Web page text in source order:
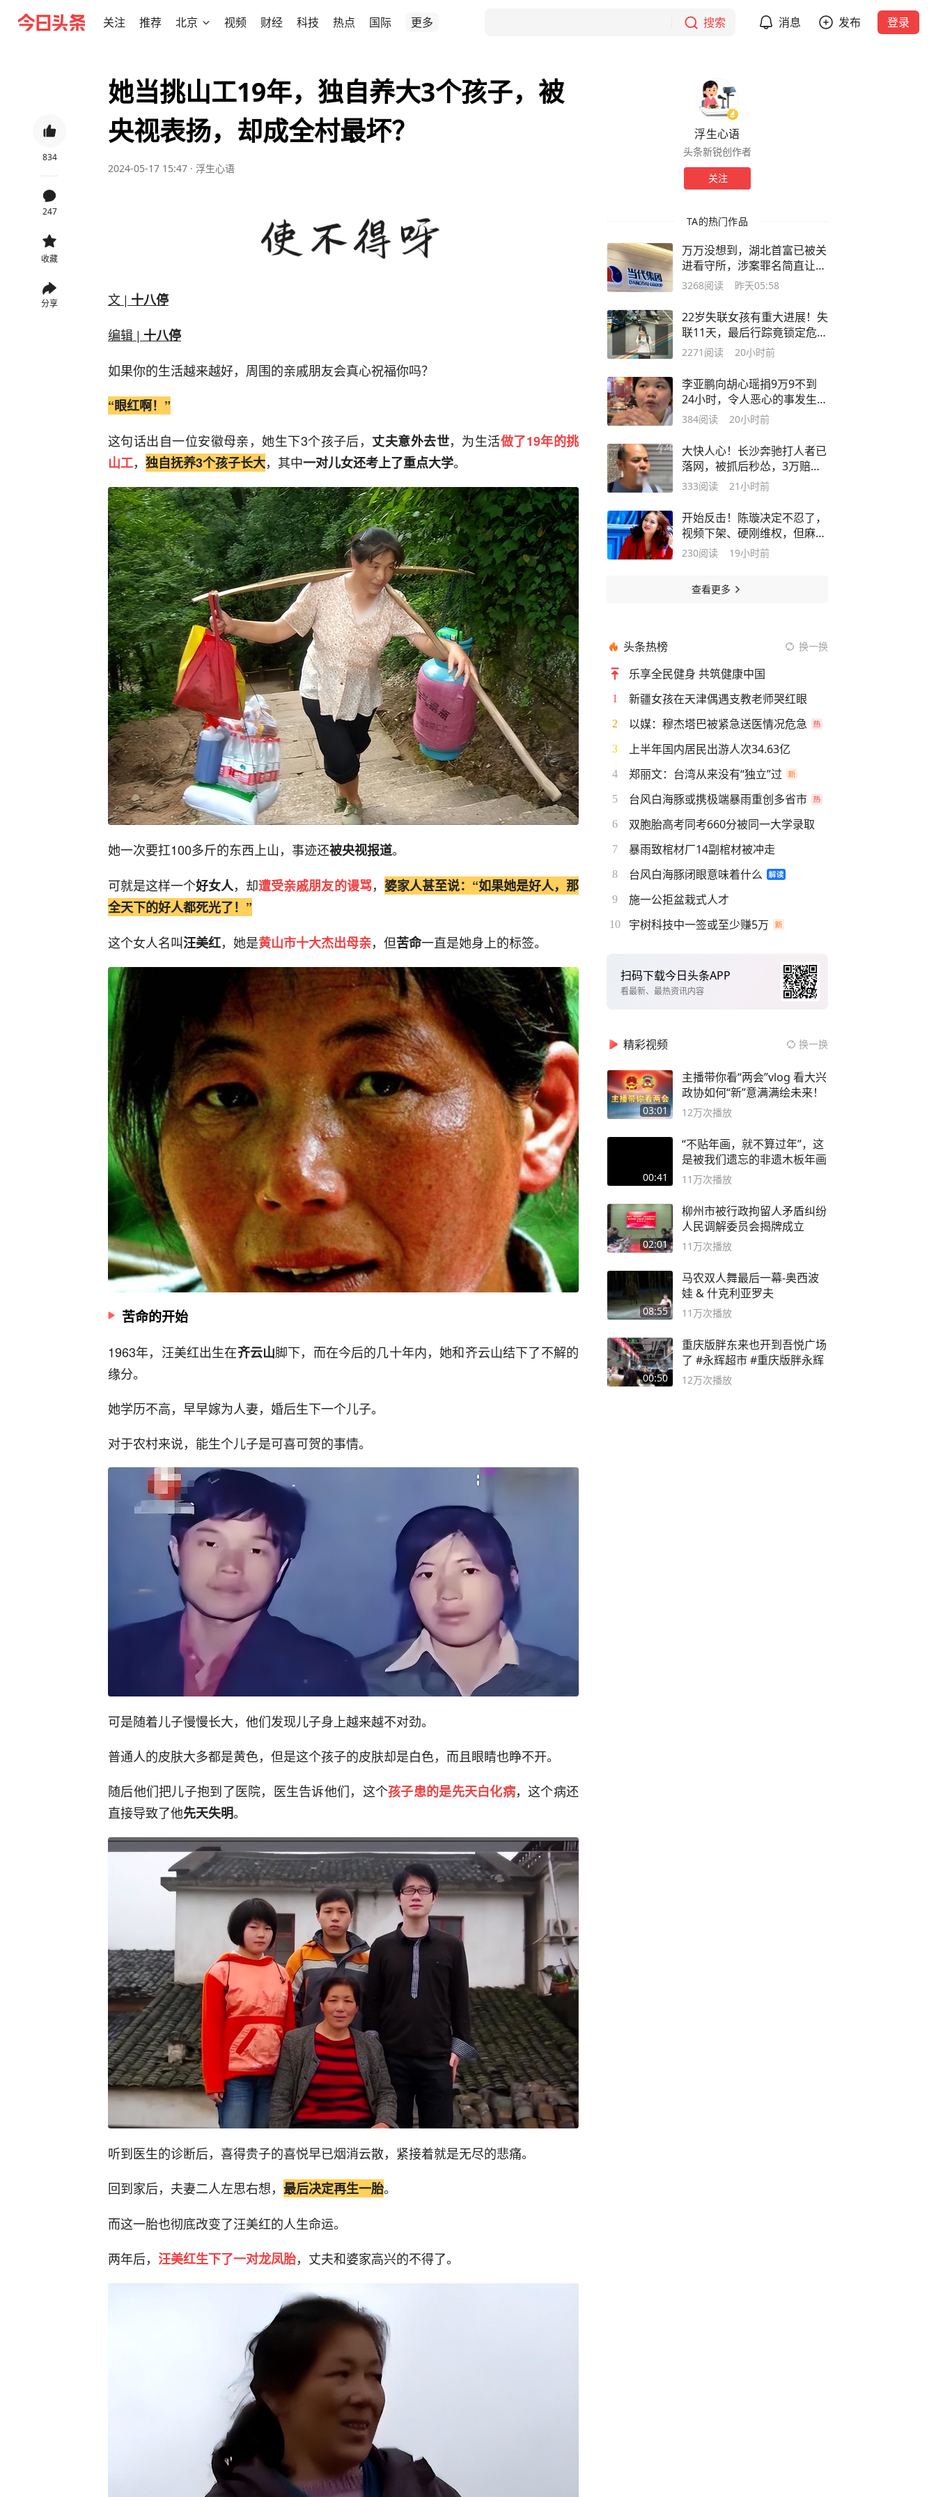
关注 推荐 北京 视频 财经 科技 热点 国际 更多 搜索 消息 发布 登录
834
247
收藏
分享
她当挑山工19年，独自养大3个孩子，被
央视表扬，却成全村最坏？
2024-05-17 15:47 · 浮生心语
文 | 十八停
编辑 | 十八停
如果你的生活越来越好，周围的亲戚朋友会真心祝福你吗？
“眼红啊！”
这句话出自一位安徽母亲，她生下3个孩子后， 丈夫意外去世，为生活做了19年的挑
山工， 独自抚养3个孩子长大，其中一对儿女还考上了重点大学。
她一次要扛100多斤的东西上山，事迹还被央视报道。
可就是这样一个好女人，却遭受亲戚朋友的谩骂， 婆家人甚至说：“如果她是好人，那
全天下的好人都死光了！”
这个女人名叫汪美红，她是黄山市十大杰出母亲，但苦命一直是她身上的标签。
苦命的开始
1963年，汪美红出生在齐云山脚下，而在今后的几十年内，她和齐云山结下了不解的
缘分。
她学历不高，早早嫁为人妻，婚后生下一个儿子。
对于农村来说，能生个儿子是可喜可贺的事情。
可是随着儿子慢慢长大，他们发现儿子身上越来越不对劲。
普通人的皮肤大多都是黄色，但是这个孩子的皮肤却是白色，而且眼睛也睁不开。
随后他们把儿子抱到了医院，医生告诉他们，这个孩子患的是先天白化病，这个病还
直接导致了他先天失明。
听到医生的诊断后，喜得贵子的喜悦早已烟消云散，紧接着就是无尽的悲痛。
回到家后，夫妻二人左思右想， 最后决定再生一胎。
而这一胎也彻底改变了汪美红的人生命运。
两年后， 汪美红生下了一对龙凤胎，丈夫和婆家高兴的不得了。
浮生心语
头条新锐创作者
关注
TA的热门作品
万万没想到，湖北首富已被关
进看守所，涉案罪名简直让人
大跌眼镜
3268阅读 昨天05:58
22岁失联女孩有重大进展！失
联11天，最后行踪竟锁定危险
悬崖野路
2271 阅读 20小时前
李亚鹏向胡心瑶捐9万9不到
24小时，令人恶心的事发生，
还不止一件
384阅读 20小时前
大快人心！长沙奔驰打人者已
落网，被抓后秒怂，3万赔偿
全额兜底
333阅读 21小时前
开始反击！陈璇决定不忍了，
视频下架、硬刚维权，但麻烦
还在后面
230阅读 19小时前
查看更多
头条热榜 换一换
乐享全民健身 共筑健康中国
1 新疆女孩在天津偶遇支教老师哭红眼
2 以媒：穆杰塔巴被紧急送医情况危急
3 上半年国内居民出游人次34.63亿
4 郑丽文：台湾从来没有“独立”过
5 台风白海豚或携极端暴雨重创多省市
6 双胞胎高考同考660分被同一大学录取
7 暴雨致棺材厂14副棺材被冲走
8 台风白海豚闭眼意味着什么
9 施一公拒盆栽式人才
10 宇树科技中一签或至少赚5万
扫码下载今日头条APP
看最新、最热资讯内容
精彩视频 换一换
03:01
主播带你看“两会”vlog 看大兴
政协如何“新”意满满绘未来！
12万次播放
00:41
“不贴年画，就不算过年”，这
是被我们遗忘的非遗木板年画
11万次播放
02:01
柳州市被行政拘留人矛盾纠纷
人民调解委员会揭牌成立
11万次播放
08:55
马农双人舞最后一幕-奥西波
娃 & 什克利亚罗夫
11万次播放
00:50
重庆版胖东来也开到吾悦广场
了 #永辉超市 #重庆版胖永辉
12万次播放